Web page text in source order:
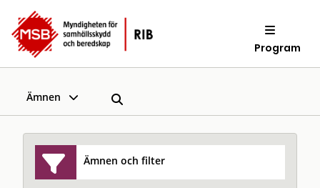
Program
Ämnen
Ämnen och filter